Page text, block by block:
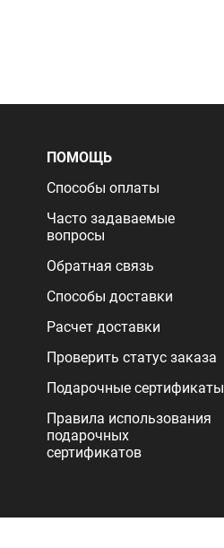
ПОМОЩЬ
Способы оплаты
Часто задаваемые
вопросы
Обратная связь
Способы доставки
Расчет доставки
Проверить статус заказа
Подарочные сертификаты
Правила использования
подарочных
сертификатов